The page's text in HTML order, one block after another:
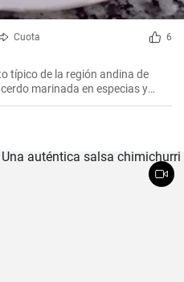
Cuota 6
típico de la región andina de
marinada en especias y
con agua hasta que quede suave